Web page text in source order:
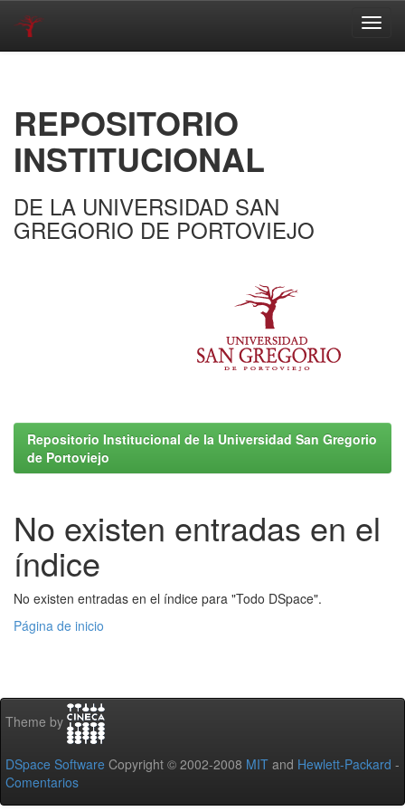
REPOSITORIO
INSTITUCIONAL
DE LA UNIVERSIDAD SAN
GREGORIO DE PORTOVIEJO
Repositorio Institucional de la Universidad San Gregorio
de Portoviejo
No existen entradas en el
índice
No existen entradas en el índice para "Todo DSpace".
Página de inicio
Theme by
DSpace Software Copyright © 2002-2008 MIT and Hewlett-Packard -
Comentarios